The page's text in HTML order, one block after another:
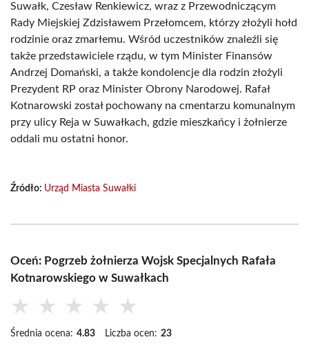
Suwałk, Czesław Renkiewicz, wraz z Przewodniczącym
Rady Miejskiej Zdzisławem Przełomcem, którzy złożyli hołd
rodzinie oraz zmarłemu. Wśród uczestników znaleźli się
także przedstawiciele rządu, w tym Minister Finansów
Andrzej Domański, a także kondolencje dla rodzin złożyli
Prezydent RP oraz Minister Obrony Narodowej. Rafał
Kotnarowski został pochowany na cmentarzu komunalnym
przy ulicy Reja w Suwałkach, gdzie mieszkańcy i żołnierze
oddali mu ostatni honor.
Źródło: Urząd Miasta Suwałki
Oceń: Pogrzeb żołnierza Wojsk Specjalnych Rafała
Kotnarowskiego w Suwałkach
★ ★ ★ ★ ★
Średnia ocena: 4.83 Liczba ocen: 23